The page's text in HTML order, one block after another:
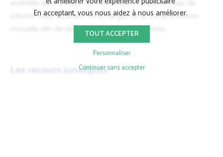
assimilés aux conflits. Les médiateurs n'imposent pas de
solution mais facilitent les échanges et la compréhension
mutuelle afin de déboucher sur des compromis.
Les recours juridiques
En acceptant, vous nous aidez à nous améliorer.
TOUT ACCEPTER
Personnaliser
Continuer sans accepter